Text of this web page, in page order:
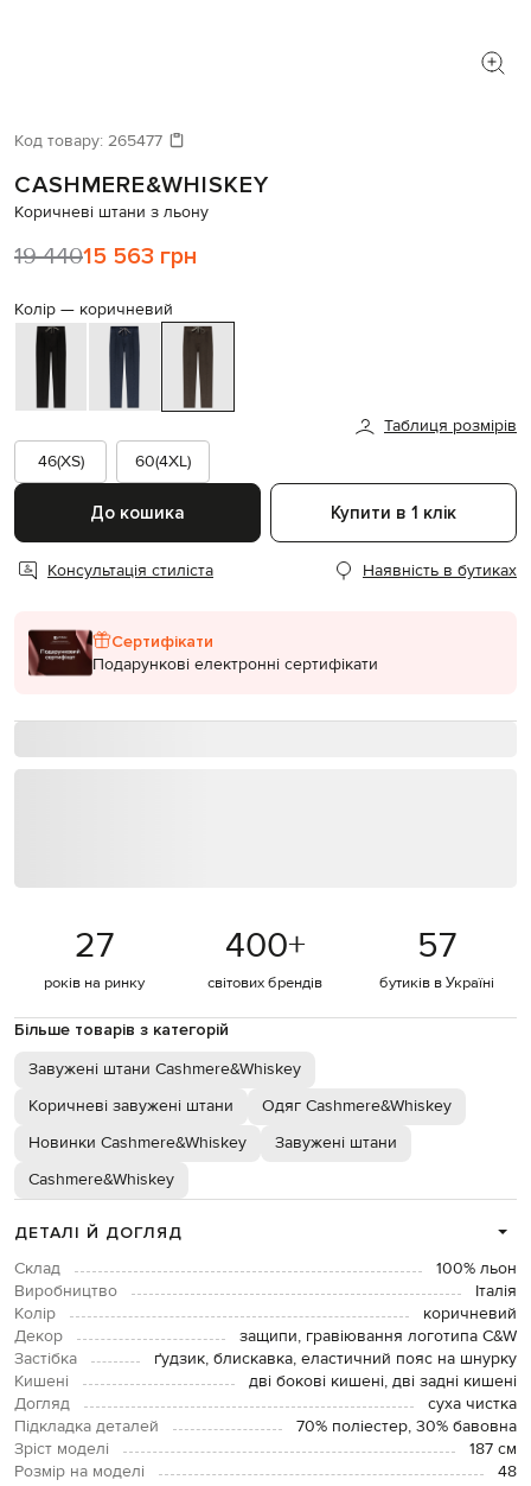
Код товару: 265477
CASHMERE&WHISKEY
Коричневі штани з льону
19 44015 563 грн
Колір — коричневий
Таблиця розмірів
46(XS)
60(4XL)
До кошика Купити в 1 клік
Консультація стиліста Наявність в бутиках
Сертифікати
Подарункові електронні сертифікати
27
років на ринку
400+
світових брендів
57
бутиків в Україні
Більше товарів з категорій
Завужені штани Cashmere&Whiskey
Коричневі завужені штани
Одяг Cashmere&Whiskey
Новинки Cashmere&Whiskey
Завужені штани
Cashmere&Whiskey
ДЕТАЛІ Й ДОГЛЯД
Склад
100% льон
Виробництво
Італія
Колір
коричневий
Декор
защипи, гравіювання логотипа C&W
Застібка
ґудзик, блискавка, еластичний пояс на шнурку
Кишені
дві бокові кишені, дві задні кишені
Догляд
суха чистка
Підкладка деталей
70% поліестер, 30% бавовна
Зріст моделі
187 см
Розмір на моделі
48